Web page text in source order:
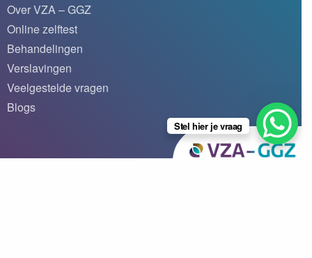
Over VZA – GGZ
Online zelftest
Behandelingen
Verslavingen
Veelgestelde vragen
Blogs
Stel hier je vraag